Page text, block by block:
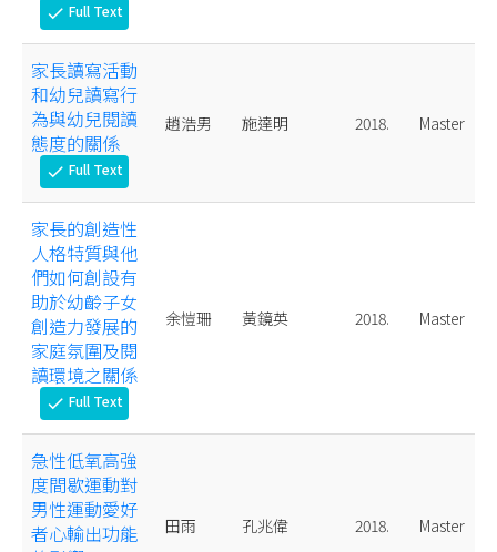
check Full Text
家長讀寫活動
和幼兒讀寫行
為與幼兒閱讀
態度的關係
check Full Text
趙浩男 施達明 2018. Master
家長的創造性
人格特質與他
們如何創設有
助於幼齡子女
創造力發展的
家庭氛圍及閱
讀環境之關係
check Full Text
余愷珊 黃鏡英 2018. Master
急性低氧高強
度間歇運動對
男性運動愛好
者心輸出功能
田雨 孔兆偉 2018. Master